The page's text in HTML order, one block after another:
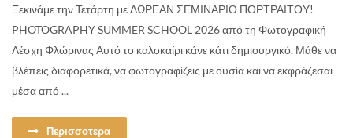
Ξεκινάμε την Τετάρτη με ΔΩΡΕΑΝ ΣΕΜΙΝΑΡΙΟ ΠΟΡΤΡΑΙΤΟΥ!
PHOTOGRAPHY SUMMER SCHOOL 2026 από τη Φωτογραφική
Λέσχη Φλώρινας Αυτό το καλοκαίρι κάνε κάτι δημιουργικό. Μάθε να
βλέπεις διαφορετικά, να φωτογραφίζεις με ουσία και να εκφράζεσαι
μέσα από ...
Περισσοτερα